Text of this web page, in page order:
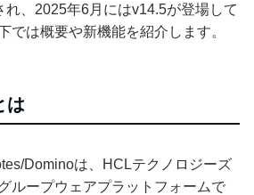
れ、2025年6月にはv14.5が登場して
では概要や新機能を紹介します。
は
Dominoは、HCLテクノロジーズ
ループウェアプラットフォームで